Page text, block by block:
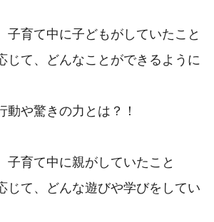
子育て中に子どもがしていたこと
じて、どんなことができるように
動や驚きの力とは？！
子育て中に親がしていたこと
じて、どんな遊びや学びをしてい